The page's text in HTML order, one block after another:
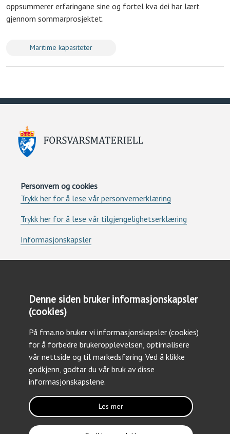
Denne siden bruker informasjonskapsler
(cookies)
På fma.no bruker vi informasjonskapsler (cookies)
for å forbedre brukeropplevelsen, optimalisere
vår nettside og til markedsføring. Ved å klikke
godkjenn, godtar du vår bruk av disse
informasjonskapslene.
Les mer
oppsummerer erfaringane sine og fortel kva dei har lært
gjennom sommarprosjektet.
Maritime kapasiteter
Personvern og cookies
Trykk her for å lese vår personvernerklæring
Trykk her for å lese vår tilgjengelighetserklæring
Informasjonskapsler
Tlf: +47 23 09 30 03
Epost: forsvarsmateriell@fma.no
Følg oss